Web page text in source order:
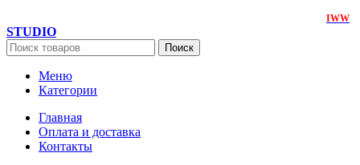
IWW
STUDIO
Поиск
Меню
Категории
Главная
Оплата и доставка
Контакты